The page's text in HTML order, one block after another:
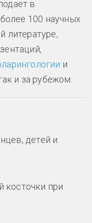
в
100 научных
литературе,
и
и за рубежом.
детей и
косточки при